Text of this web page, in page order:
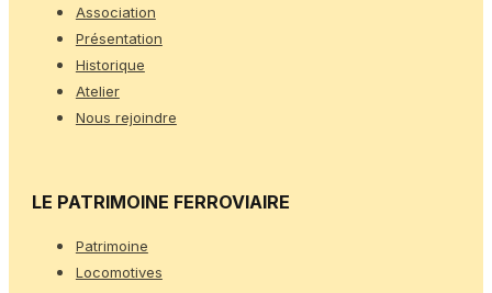
Association
Présentation
Historique
Atelier
Nous rejoindre
LE PATRIMOINE FERROVIAIRE
Patrimoine
Locomotives